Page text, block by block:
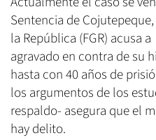
Sentencia de
la República (FGR) acusa
agravado en contra de su
hasta con 40 años de
los argumentos de los
respaldo- asegura que el
hay delito.